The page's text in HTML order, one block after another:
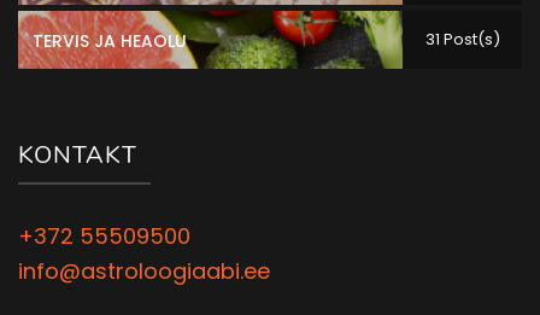
TERVIS JA HEAOLU 31 Post(s)
KONTAKT
+372 55509500
info@astroloogiaabi.ee